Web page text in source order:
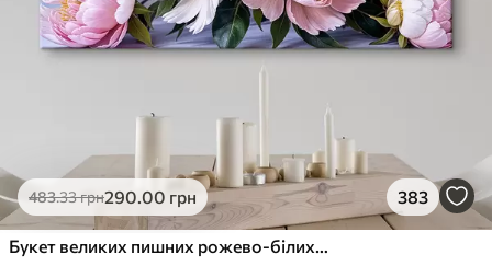
483.33грн290.00 грн 383
Букет великих пишних рожево-білих квітів півонії із зеленим листям на м’якому розмитому фоні